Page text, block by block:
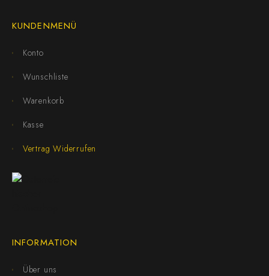
KUNDENMENÜ
Konto
Wunschliste
Warenkorb
Kasse
Vertrag Widerrufen
INFORMATION
Über uns